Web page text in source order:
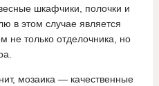
шкафчики, полочки и
в этом случае является
не только отделочника, но
мозаика — качественные